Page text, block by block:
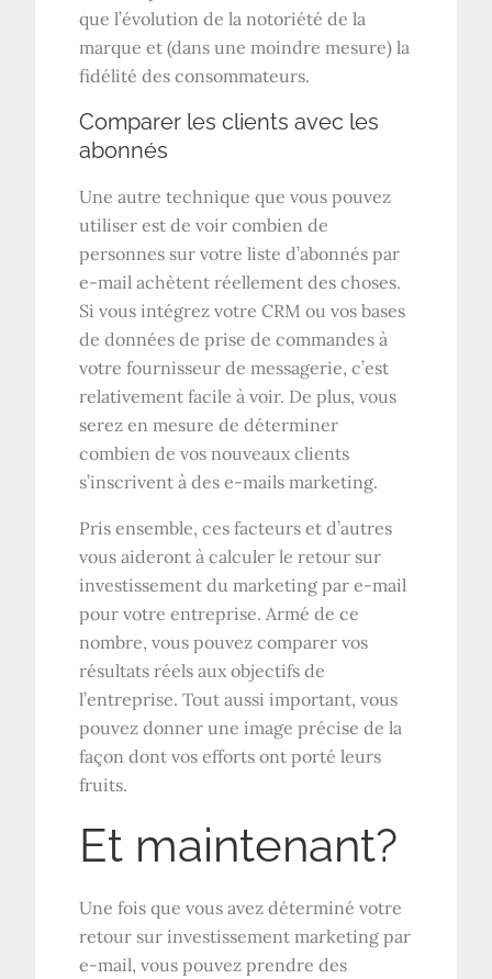
que l’évolution de la notoriété de la
marque et (dans une moindre mesure) la
fidélité des consommateurs.
Comparer les clients avec les
abonnés
Une autre technique que vous pouvez
utiliser est de voir combien de
personnes sur votre liste d’abonnés par
e-mail achètent réellement des choses.
Si vous intégrez votre CRM ou vos bases
de données de prise de commandes à
votre fournisseur de messagerie, c’est
relativement facile à voir. De plus, vous
serez en mesure de déterminer
combien de vos nouveaux clients
s’inscrivent à des e-mails marketing.
Pris ensemble, ces facteurs et d’autres
vous aideront à calculer le retour sur
investissement du marketing par e-mail
pour votre entreprise. Armé de ce
nombre, vous pouvez comparer vos
résultats réels aux objectifs de
l’entreprise. Tout aussi important, vous
pouvez donner une image précise de la
façon dont vos efforts ont porté leurs
fruits.
Et maintenant?
Une fois que vous avez déterminé votre
retour sur investissement marketing par
e-mail, vous pouvez prendre des